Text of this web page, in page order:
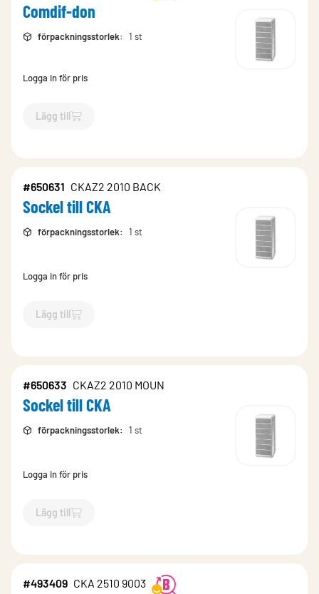
Comdif-don
förpackningsstorlek: 1 st
Logga in för pris
Lägg till
`$Lägg till
#650631 CKAZ2 2010 BACK
Sockel till CKA
förpackningsstorlek: 1 st
Logga in för pris
Lägg till
`$Lägg till
#650633 CKAZ2 2010 MOUN
Sockel till CKA
förpackningsstorlek: 1 st
Logga in för pris
Lägg till
`$Lägg till
#493409 CKA 2510 9003